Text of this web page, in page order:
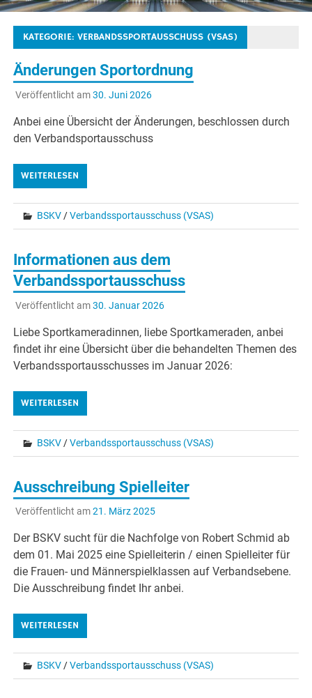
KATEGORIE:VERBANDSSPORTAUSSCHUSS (VSAS)
Änderungen Sportordnung
Veröffentlicht am30. Juni 2026
Anbei eine Übersicht der Änderungen, beschlossen durch
den Verbandsportausschuss
WEITERLESEN
BSKV/Verbandssportausschuss (VSAS)
Informationen aus dem
Verbandssportausschuss
Veröffentlicht am30. Januar 2026
Liebe Sportkameradinnen, liebe Sportkameraden, anbei
findet ihr eine Übersicht über die behandelten Themen des
Verbandssportausschusses im Januar 2026:
WEITERLESEN
BSKV /Verbandssportausschuss (VSAS)
Ausschreibung Spielleiter
Veröffentlicht am21. März 2025
Der BSKV sucht für die Nachfolge von Robert Schmid ab
dem 01. Mai 2025 eine Spielleiterin / einen Spielleiter für
die Frauen- und Männerspielklassen auf Verbandsebene.
Die Ausschreibung findet Ihr anbei.
WEITERLESEN
BSKV/Verbandssportausschuss (VSAS)